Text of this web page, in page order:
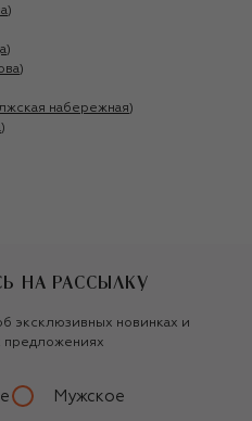
набережная)
НА РАССЫЛКУ
эксклюзивных новинках и
предложениях
Мужское